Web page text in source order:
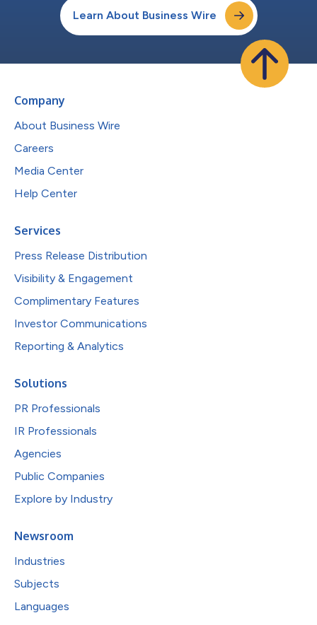
Learn About Business Wire
Company
About Business Wire
Careers
Media Center
Help Center
Services
Press Release Distribution
Visibility & Engagement
Complimentary Features
Investor Communications
Reporting & Analytics
Solutions
PR Professionals
IR Professionals
Agencies
Public Companies
Explore by Industry
Newsroom
Industries
Subjects
Languages